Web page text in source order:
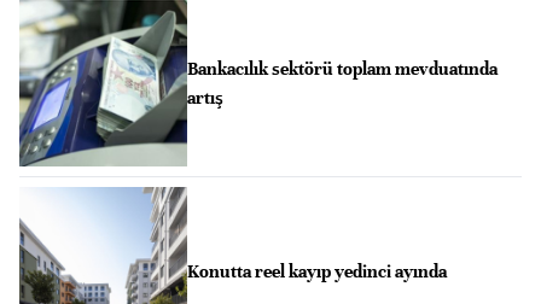
Bankacılık sektörü toplam mevduatında
artış
Konutta reel kayıp yedinci ayında